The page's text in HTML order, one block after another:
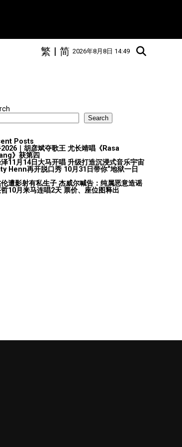
2026年8月8日 14:49
简
|
繁
Search
Posts
｜胡彦斌夺歌王 尤长靖唱《Rasa
》获第四
11月14日大马开唱 升级打造沉浸式音乐宇宙
Henn再开脱口秀 10月31日带你“地狱一日
遭影射有私生子 杰威尔喊告：纯属恶意造谣
10月来马连唱2天 票价、座位图释出